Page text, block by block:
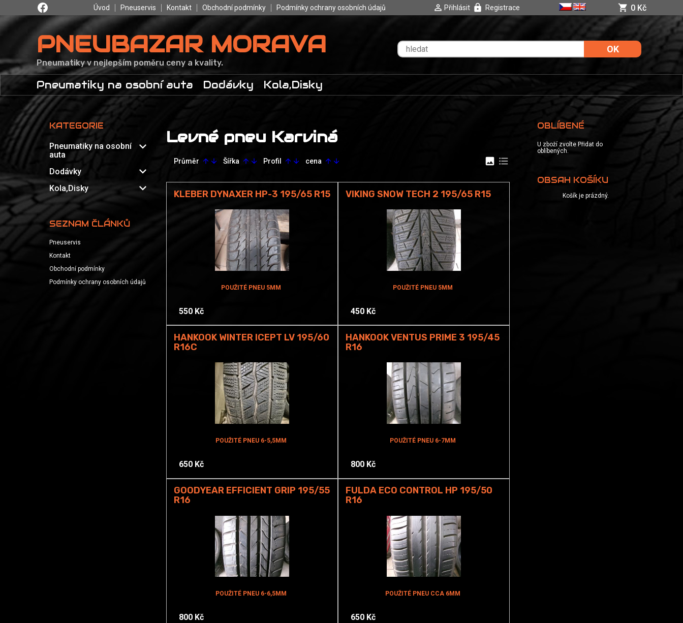
Úvod Pneuservis Kontakt Obchodní podmínky Podmínky ochrany osobních údajů Přihlásit Registrace 0 Kč
PNEUBAZAR MORAVA
Pneumatiky v nejlepším poměru ceny a kvality.
Pneumatiky na osobní auta Dodávky Kola,Disky
KATEGORIE
Pneumatiky na osobní
auta
expand_more
Dodávky expand_more
Kola,Disky expand_more
SEZNAM ČLÁNKŮ
Pneuservis
Kontakt
Obchodní podmínky
Podmínky ochrany osobních údajů
Levné pneu Karviná
Průměr arrow_upward arrow_downward Šířka arrow_upward arrow_downward Profil arrow_upward arrow_downward cena arrow_upward arrow_downward image format_list_bulleted
KLEBER DYNAXER HP-3 195/65 R15
POUŽITÉ PNEU 5MM
550 Kč
VIKING SNOW TECH 2 195/65 R15
POUŽITÉ PNEU 5MM
450 Kč
HANKOOK WINTER ICEPT LV 195/60
R16C
POUŽITÉ PNEU 6-5,5MM
650 Kč
HANKOOK VENTUS PRIME 3 195/45
R16
POUŽITÉ PNEU 6-7MM
800 Kč
GOODYEAR EFFICIENT GRIP 195/55
R16
POUŽITÉ PNEU 6-6,5MM
800 Kč
FULDA ECO CONTROL HP 195/50
R16
POUŽITÉ PNEU CCA 6MM
650 Kč
OBLÍBENÉ
U zboží zvolte Přidat do
oblíbených.
OBSAH KOŠÍKU
Košík je prázdný.